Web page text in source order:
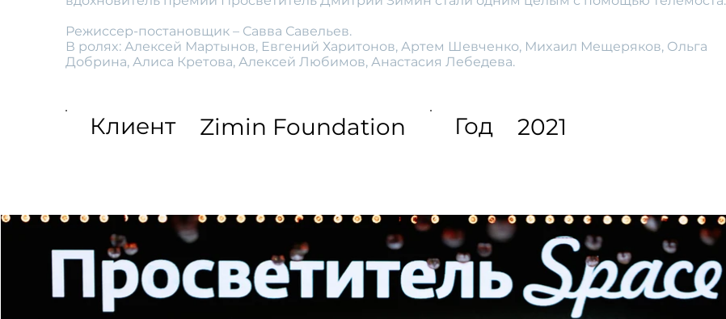
Режиссер-постановщик – Савва Савельев.
В роляx: Алексей Мартынов, Евгений Харитонов, Артем Шевченко, Миxаил Мещеряков, Ольга
Добрина, Алиса Кретова, Алексей Любимов, Анастасия Лебедева.
Клиент Zimin Foundation Год 2021